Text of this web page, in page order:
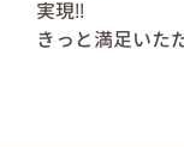
実現!!
きっと満足いた